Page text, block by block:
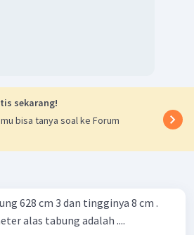
sekarang!
bisa tanya soal ke Forum
628 cm 3 dan tingginya 8 cm .
alas tabung adalah ....